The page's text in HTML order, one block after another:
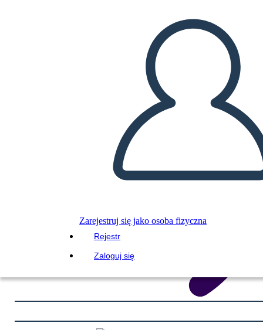
Zarejestruj się jako osoba fizyczna
Rejestr
Zaloguj się
ODTWARZANIE POKAZU SLAJDÓW
PRZECZYTAJ MI